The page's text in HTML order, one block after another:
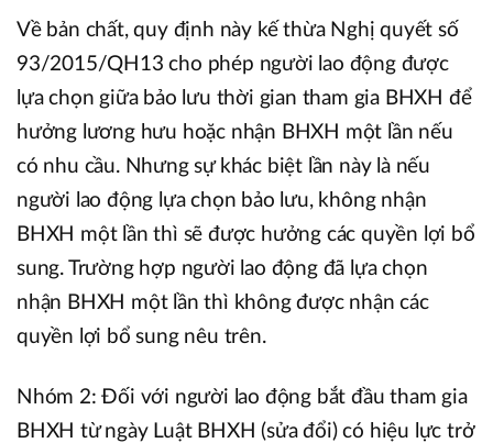
Về bản chất, quy định này kế thừa Nghị quyết số
93/2015/QH13 cho phép người lao động được
lựa chọn giữa bảo lưu thời gian tham gia BHXH để
hưởng lương hưu hoặc nhận BHXH một lần nếu
có nhu cầu. Nhưng sự khác biệt lần này là nếu
người lao động lựa chọn bảo lưu, không nhận
BHXH một lần thì sẽ được hưởng các quyền lợi bổ
sung. Trường hợp người lao động đã lựa chọn
nhận BHXH một lần thì không được nhận các
quyền lợi bổ sung nêu trên.
Nhóm 2: Đối với người lao động bắt đầu tham gia
BHXH từ ngày Luật BHXH (sửa đổi) có hiệu lực trở